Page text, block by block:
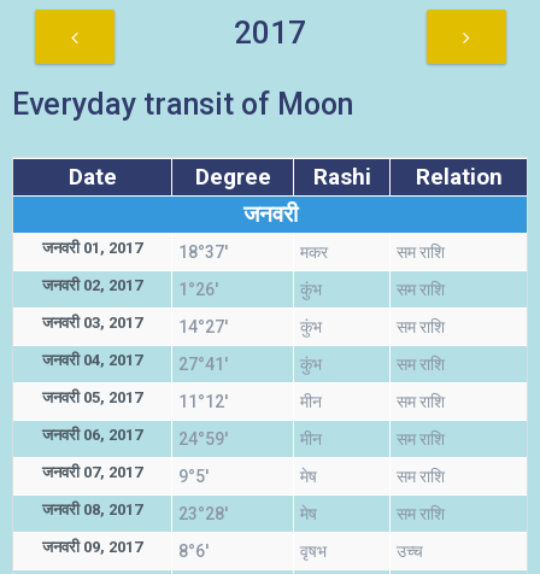
2017
Everyday transit of Moon
Date Degree Rashi
Relation
जनवरी
जनवरी 01, 2017 18°37' मकर सम राशि
जनवरी 02, 2017 1°26' कुंभ सम राशि
जनवरी 03, 2017 14°27' कुंभ सम राशि
जनवरी 04, 2017 27°41' कुंभ सम राशि
जनवरी 05, 2017 11°12' मीन सम राशि
जनवरी 06, 2017 24°59' मीन सम राशि
जनवरी 07, 2017 9°5' मेष सम राशि
जनवरी 08, 2017 23°28' मेष सम राशि
जनवरी 09, 2017 8°6' वृषभ उच्च